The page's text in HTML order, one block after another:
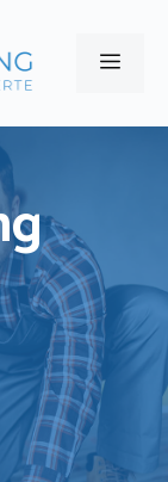
Menu